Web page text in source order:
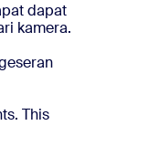
dapat
kamera.
This